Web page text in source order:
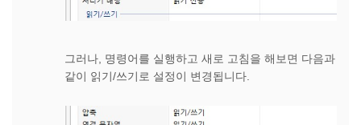
그러나, 명령어를 실행하고 새로 고침을 해보면 다음과
같이 읽기/쓰기로 설정이 변경됩니다.